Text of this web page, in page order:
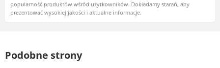
popularność produktów wśród użytkowników. Dokładamy starań, aby
prezentować wysokiej jakości i aktualne informacje.
Podobne strony